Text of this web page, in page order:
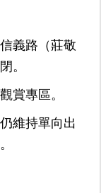
義路（莊敬
。
賞專區。
維持單向出